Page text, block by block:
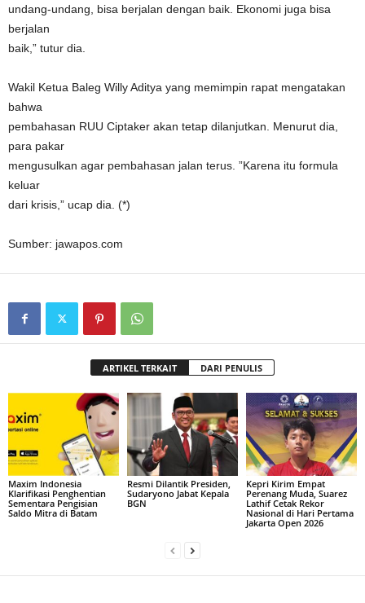
undang-undang, bisa berjalan dengan baik. Ekonomi juga bisa
berjalan
baik,” tutur dia.
Wakil Ketua Baleg Willy Aditya yang memimpin rapat mengatakan
bahwa
pembahasan RUU Ciptaker akan tetap dilanjutkan. Menurut dia,
para pakar
mengusulkan agar pembahasan jalan terus. ”Karena itu formula
keluar
dari krisis,” ucap dia. (*)
Sumber: jawapos.com
ARTIKEL TERKAIT DARI PENULIS
Maxim Indonesia
Klarifikasi Penghentian
Sementara Pengisian
Saldo Mitra di Batam
Resmi Dilantik Presiden,
Sudaryono Jabat Kepala
BGN
Kepri Kirim Empat
Perenang Muda, Suarez
Lathif Cetak Rekor
Nasional di Hari Pertama
Jakarta Open 2026